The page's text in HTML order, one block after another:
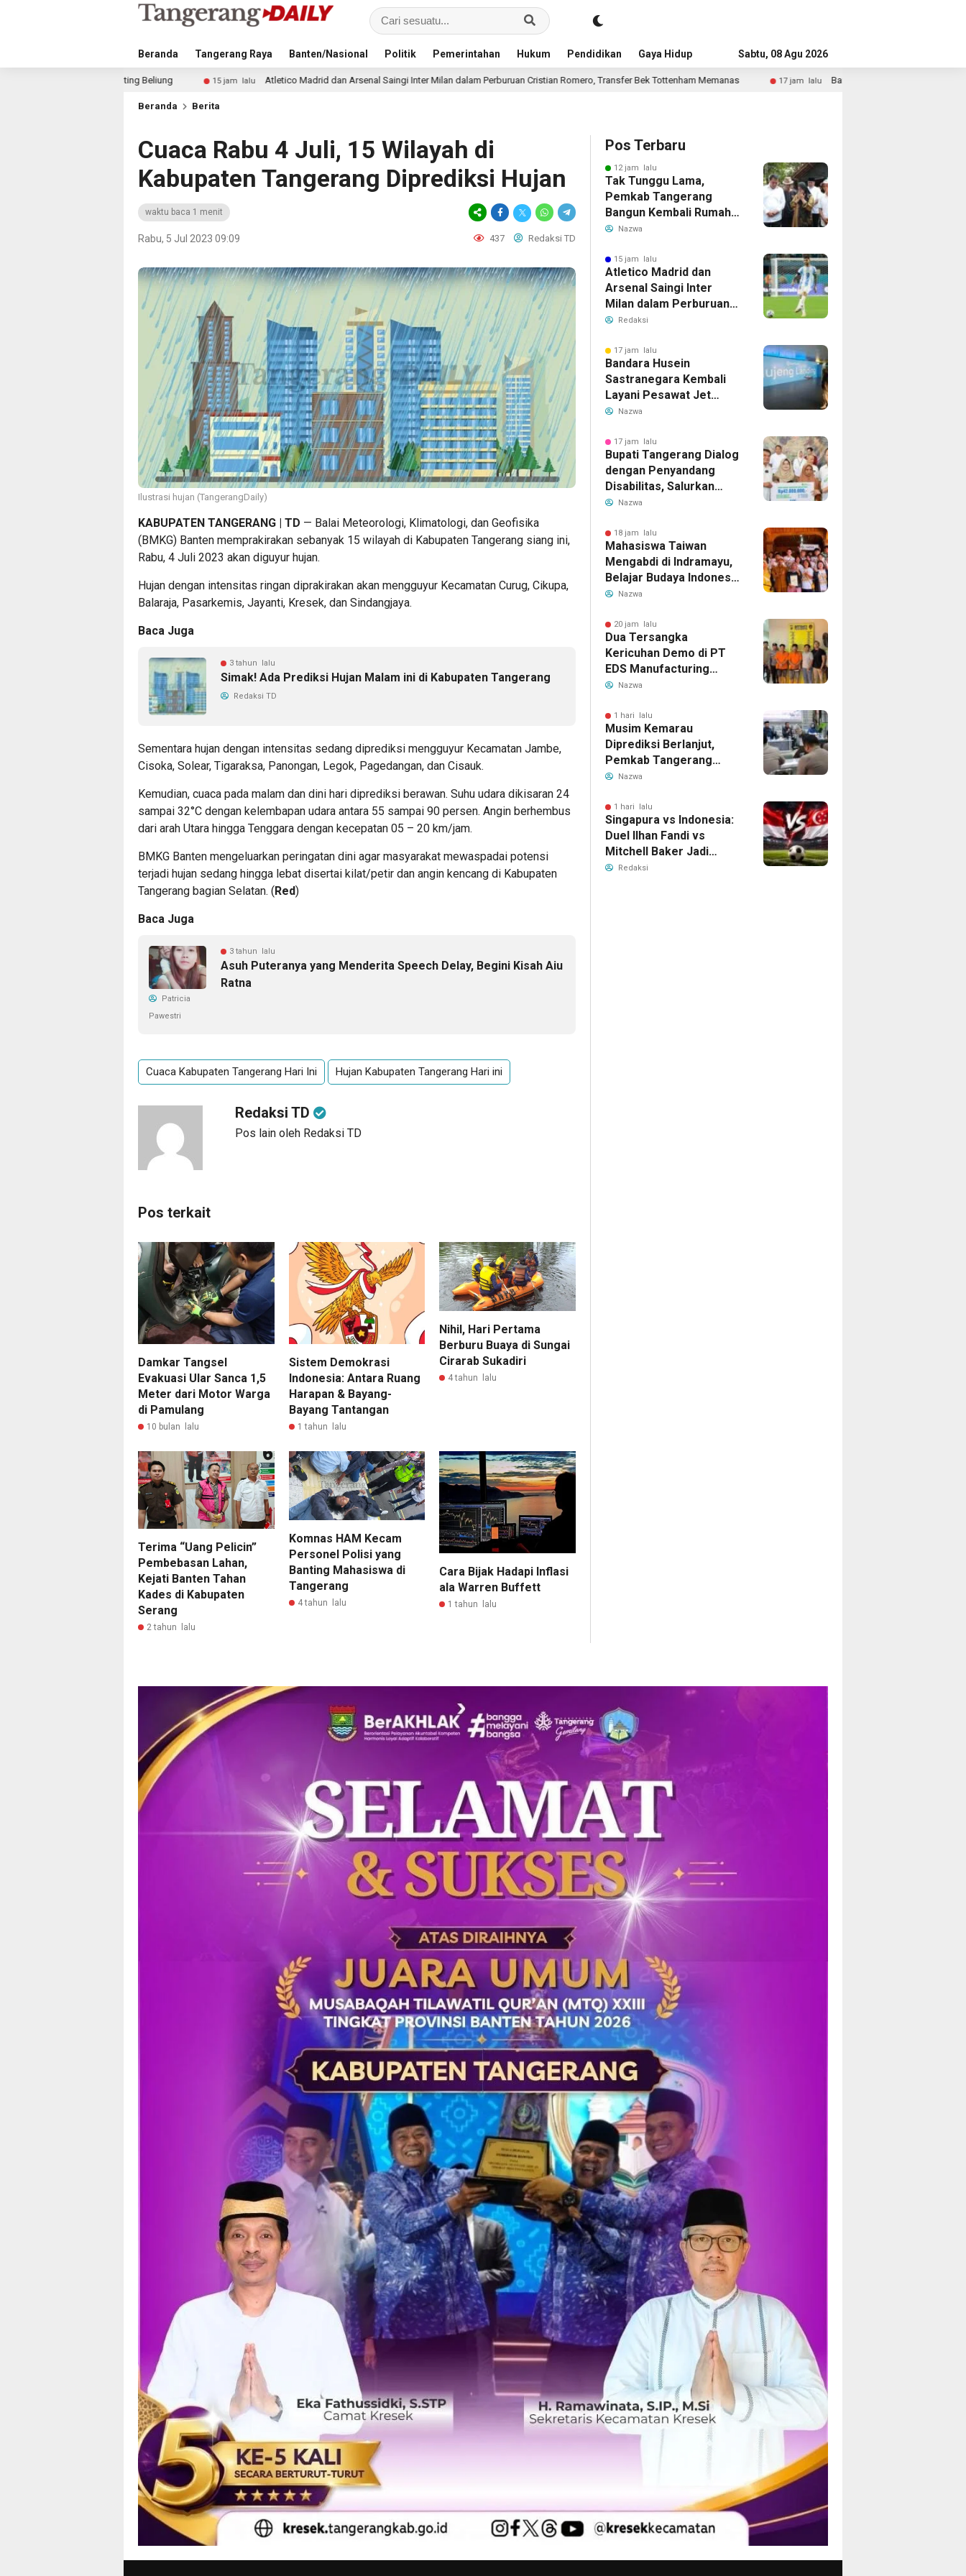
Beranda Tangerang Raya Banten/Nasional Politik Pemerintahan Hukum Pendidikan Gaya Hidup AdvertorialSabtu, 08 Agu 2026
15 jam lalu Atletico Madrid dan Arsenal Saingi Inter Milan dalam Perburuan Cristian Romero, Transfer Bek Tottenham Memanas 17 jam lalu Bandara Husein Sastranegara Kembali Layani Pesawat Jet
Beranda Berita
Cuaca Rabu 4 Juli, 15 Wilayah di
Kabupaten Tangerang Diprediksi Hujan
waktu baca 1 menit
Rabu, 5 Jul 2023 09:09 437 Redaksi TD
Ilustrasi hujan (TangerangDaily)
KABUPATEN TANGERANG | TD — Balai Meteorologi, Klimatologi, dan Geofisika
(BMKG) Banten memprakirakan sebanyak 15 wilayah di Kabupaten Tangerang siang ini,
Rabu, 4 Juli 2023 akan diguyur hujan.
Hujan dengan intensitas ringan diprakirakan akan mengguyur Kecamatan Curug, Cikupa,
Balaraja, Pasarkemis, Jayanti, Kresek, dan Sindangjaya.
Baca Juga
3 tahun lalu
Simak! Ada Prediksi Hujan Malam ini di Kabupaten Tangerang
Redaksi TD
Sementara hujan dengan intensitas sedang diprediksi mengguyur Kecamatan Jambe,
Cisoka, Solear, Tigaraksa, Panongan, Legok, Pagedangan, dan Cisauk.
Kemudian, cuaca pada malam dan dini hari diprediksi berawan. Suhu udara dikisaran 24
sampai 32°C dengan kelembapan udara antara 55 sampai 90 persen. Angin berhembus
dari arah Utara hingga Tenggara dengan kecepatan 05 – 20 km/jam.
BMKG Banten mengeluarkan peringatan dini agar masyarakat mewaspadai potensi
terjadi hujan sedang hingga lebat disertai kilat/petir dan angin kencang di Kabupaten
Tangerang bagian Selatan. (Red)
Baca Juga
3 tahun lalu
Asuh Puteranya yang Menderita Speech Delay, Begini Kisah Aiu
Ratna
Patricia
Pawestri
Cuaca Kabupaten Tangerang Hari Ini Hujan Kabupaten Tangerang Hari ini
Redaksi TD
Pos lain oleh Redaksi TD
Pos terkait
Damkar Tangsel
Evakuasi Ular Sanca 1,5
Meter dari Motor Warga
di Pamulang
10 bulan lalu
Sistem Demokrasi
Indonesia: Antara Ruang
Harapan & Bayang-
Bayang Tantangan
1 tahun lalu
Nihil, Hari Pertama
Berburu Buaya di Sungai
Cirarab Sukadiri
4 tahun lalu
Terima “Uang Pelicin”
Pembebasan Lahan,
Kejati Banten Tahan
Kades di Kabupaten
Serang
2 tahun lalu
Komnas HAM Kecam
Personel Polisi yang
Banting Mahasiswa di
Tangerang
4 tahun lalu
Cara Bijak Hadapi Inflasi
ala Warren Buffett
1 tahun lalu
Pos Terbaru
12 jam lalu
Tak Tunggu Lama,
Pemkab Tangerang
Bangun Kembali Rumah
Warga yang Roboh
Nazwa
15 jam lalu
Atletico Madrid dan
Arsenal Saingi Inter
Milan dalam Perburuan
Cristian Romero,
Memanas
Redaksi
17 jam lalu
Bandara Husein
Sastranegara Kembali
Layani Pesawat Jet
Mulai 14 Agustus 2026,
Rute Bandung-Denpasar
Nazwa
17 jam lalu
Bupati Tangerang Dialog
dengan Penyandang
Disabilitas, Salurkan
Bantuan dan Tampung
Nazwa
18 jam lalu
Mahasiswa Taiwan
Mengabdi di Indramayu,
Belajar Budaya Indonesia
dan Edukasi Pekerja
Nazwa
20 jam lalu
Dua Tersangka
Kericuhan Demo di PT
EDS Manufacturing
Indonesia Ditahan, Polda
Perebutan Pengelolaan
Limbah
Nazwa
1 hari lalu
Musim Kemarau
Diprediksi Berlanjut,
Pemkab Tangerang
Siapkan Langkah
Bersih
Nazwa
1 hari lalu
Singapura vs Indonesia:
Duel Ilhan Fandi vs
Mitchell Baker Jadi
Sorotan di Piala AFF
Redaksi